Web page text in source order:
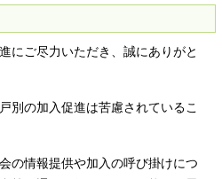
にご尽力いただき、誠にありがと
別の加入促進は苦慮されているこ
の情報提供や加入の呼び掛けにつ